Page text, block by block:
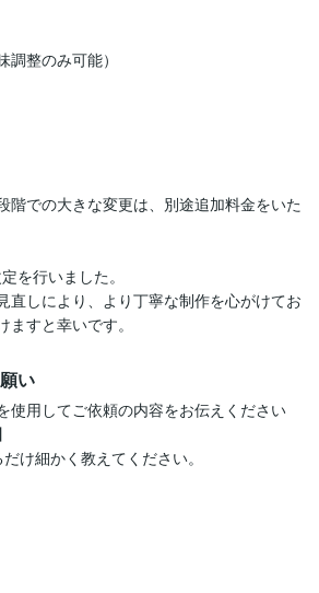
整のみ可能）
階での大きな変更は、別途追加料金をいた
を行いました。
直しにより、より丁寧な制作を心がけてお
ますと幸いです。
い
使用してご依頼の内容をお伝えください
け細かく教えてください。